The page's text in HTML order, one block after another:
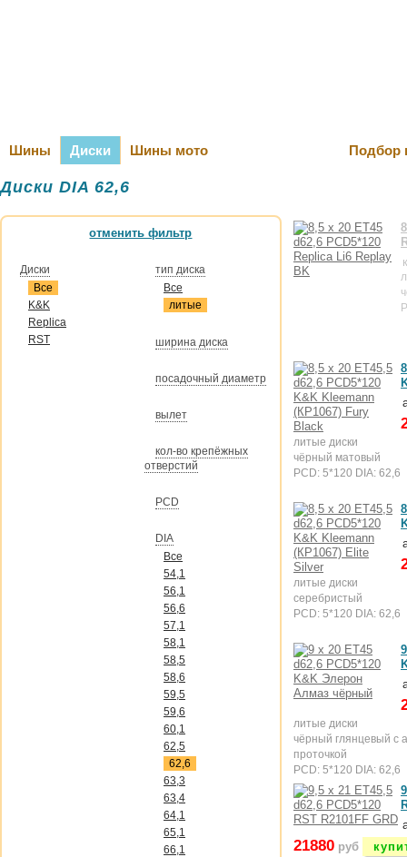
Шины Диски Шины мото Подбор
Диски DIA 62,6
отменить фильтр
Диски
Все
K&K
Replica
RST
тип диска
Все
литые
ширина диска
посадочный диаметр
вылет
кол-во крепёжных
отверстий
PCD
DIA
Все
54,1
56,1
56,6
57,1
58,1
58,5
58,6
59,5
59,6
60,1
62,5
62,6
63,3
63,4
64,1
65,1
66,1
литые диски
чёрный матовый
PCD: 5*120 DIA: 62,6
литые диски
серебристый
PCD: 5*120 DIA: 62,6
литые диски
чёрный глянцевый с
проточкой
PCD: 5*120 DIA: 62,6
21880 руб